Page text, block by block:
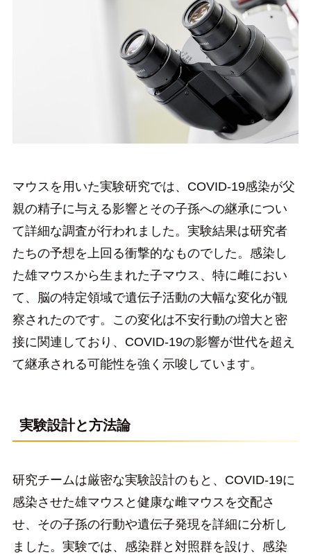
マウスを用いた実験研究では、COVID-19感染が父
親の精子に与える影響とその子孫への継承につい
て詳細な調査が行われました。実験結果は研究者
たちの予想を上回る衝撃的なものでした。感染し
た雄マウスから生まれた子マウス、特に雌におい
て、脳の特定領域で遺伝子活動の大幅な変化が観
察されたのです。この変化は不安行動の増大と密
接に関連しており、COVID-19の影響が世代を超え
て継承される可能性を強く示唆しています。
実験設計と方法論
研究チームは厳密な実験設計のもと、COVID-19に
感染させた雄マウスと健康な雌マウスを交配さ
せ、その子孫の行動や遺伝子発現を詳細に分析し
ました。実験では、感染群と対照群を設け、感染